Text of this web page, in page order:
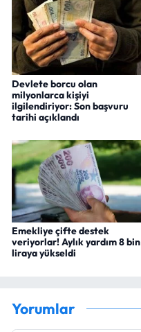
Devlete borcu olan
milyonlarca kişiyi
ilgilendiriyor: Son başvuru
tarihi açıklandı
Emekliye çifte destek
veriyorlar! Aylık yardım 8 bin
liraya yükseldi
Yorumlar